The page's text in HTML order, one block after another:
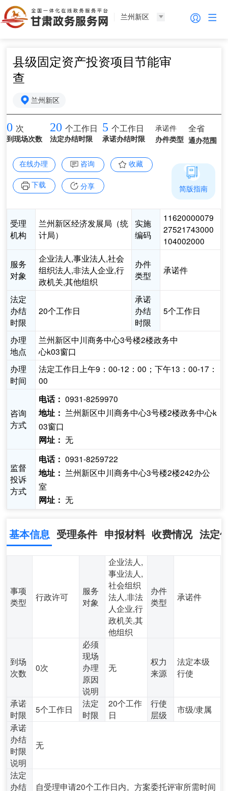
兰州新区
县级固定资产投资项目节能审
查
兰州新区
0 次
到现场次数
20 个工作日
法定办结时限
5 个工作日
承诺办结时限
承诺件
办件类型
全省
通办范围
在线办理 咨询 收藏
下载 分享
受理
机构
兰州新区经济发展局（统
计局）
实施
编码
11620000079
27521743000
104002000
服务
对象
企业法人,事业法人,社会
组织法人,非法人企业,行
政机关,其他组织
办件
类型
承诺件
法定
办结
时限
20个工作日
承诺
办结
时限
5个工作日
办理
地点
兰州新区中川商务中心3号楼2楼政务中
心k03窗口
办理
时间
法定工作日上午9：00-12：00；下午13：00-17：
00
咨询
方式
电话： 0931-8259970
地址： 兰州新区中川商务中心3号楼2楼政务中心k
03窗口
网址： 无
监督
投诉
方式
电话： 0931-8259722
地址： 兰州新区中川商务中心3号楼2楼242办公
室
网址： 无
简版指南
基本信息 受理条件 申报材料 收费情况 法定
事项
类型
行政许可
服务
对象
企业法人,
事业法人,
社会组织
法人,非法
人企业,行
政机关,其
他组织
办件
类型
承诺件
到场
次数
0次
必须
现场
办理
原因
说明
无
权力
来源
法定本级
行使
承诺
时限
5个工作日
法定
时限
20个工作
日
行使
层级
市级/隶属
承诺
办结
时限
说明
无
法定
办结
自受理申请20个工作日内。方案委托评审所需时间